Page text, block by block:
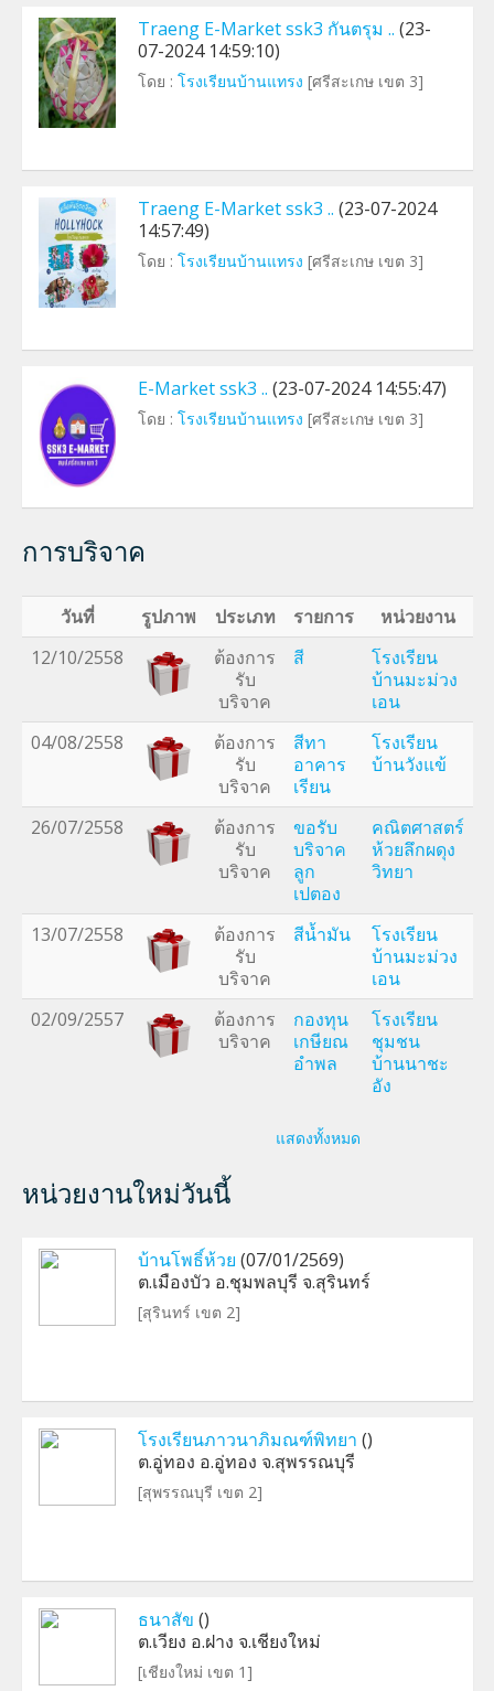
Traeng E-Market ssk3 กันตรุม .. (23-
07-2024 14:59:10)
โดย : โรงเรียนบ้านแทรง [ศรีสะเกษ เขต 3]
Traeng E-Market ssk3 .. (23-07-2024
14:57:49)
โดย : โรงเรียนบ้านแทรง [ศรีสะเกษ เขต 3]
E-Market ssk3 .. (23-07-2024 14:55:47)
โดย : โรงเรียนบ้านแทรง [ศรีสะเกษ เขต 3]
การบริจาค
วันที่ รูปภาพ ประเภท รายการ
หน่วยงาน
12/10/2558
ต้องการ
รับ
บริจาค
สี
โรงเรียน
บ้านมะม่วง
เอน
04/08/2558
ต้องการ
รับ
บริจาค
สีทา
อาคาร
เรียน
โรงเรียน
บ้านวังแข้
26/07/2558
ต้องการ
รับ
บริจาค
ขอรับ
บริจาค
ลูก
เปตอง
คณิตศาสตร์
ห้วยลึกผดุง
วิทยา
13/07/2558
ต้องการ
รับ
บริจาค
สีน้ำมัน
โรงเรียน
บ้านมะม่วง
เอน
02/09/2557
ต้องการ
บริจาค
กองทุน
เกษียณ
อำพล
โรงเรียน
ชุมชน
บ้านนาชะ
อัง
แสดงทั้งหมด
หน่วยงานใหม่วันนี้
บ้านโพธิ์ห้วย (07/01/2569)
ต.เมืองบัว อ.ชุมพลบุรี จ.สุรินทร์
[สุรินทร์ เขต 2]
โรงเรียนภาวนาภิมณฑ์พิทยา ()
ต.อู่ทอง อ.อู่ทอง จ.สุพรรณบุรี
[สุพรรณบุรี เขต 2]
ธนาสัข ()
ต.เวียง อ.ฝาง จ.เชียงใหม่
[เชียงใหม่ เขต 1]